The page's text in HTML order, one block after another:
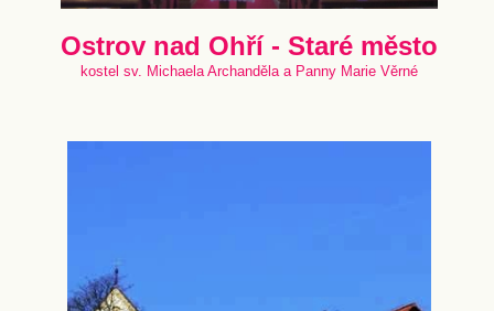
Ostrov nad Ohří - Staré město
kostel sv. Michaela Archanděla a Panny Marie Věrné